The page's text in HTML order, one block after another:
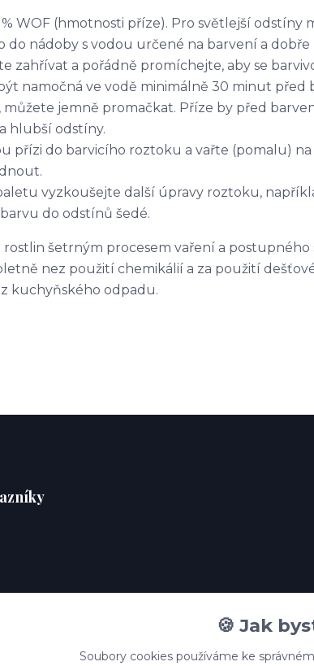
% WOF (hmotnosti příze). Pro světlejší odstíny
do nádoby s vodou určené na barvení a
zahřívat a pořádně promíchejte, aby se
namočná ve vodě minimálně 30 minut před
můžete jemně promačkat. Příze by před
hlubší odstíny.
přízi do barvicího roztoku a vařte (pomalu)
vyzkoušejte další úpravy roztoku,
do odstínů šedé.
rostlin šetrným procesem vaření a postupného
nez použití chemikálií a za použití
kuchyňského odpadu.
🍪 Jak
Soubory cookies používáme ke